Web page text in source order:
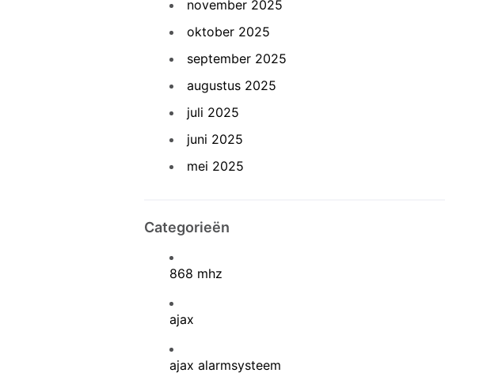
november 2025
oktober 2025
september 2025
augustus 2025
juli 2025
juni 2025
mei 2025
Categorieën
868 mhz
ajax
ajax alarmsysteem